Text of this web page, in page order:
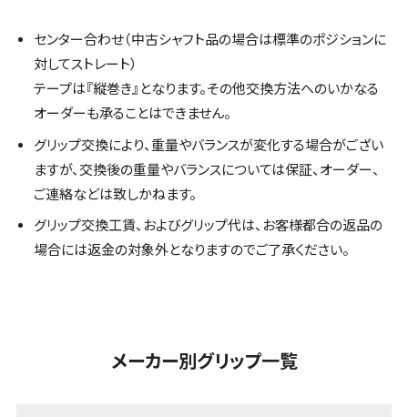
センター合わせ（中古シャフト品の場合は標準のポジションに
対してストレート）
テープは『縦巻き』となります。その他交換方法へのいかなる
オーダーも承ることはできません。
グリップ交換により、重量やバランスが変化する場合がござい
ますが、交換後の重量やバランスについては保証、オーダー、
ご連絡などは致しかねます。
グリップ交換工賃、およびグリップ代は、お客様都合の返品の
場合には返金の対象外となりますのでご了承ください。
メーカー別グリップ一覧